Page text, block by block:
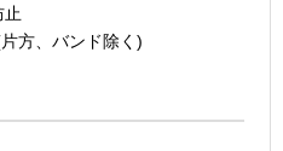
止
方、バンド除く)